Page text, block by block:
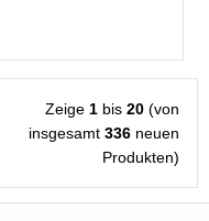
Zeige 1 bis 20 (von
insgesamt 336 neuen
Produkten)